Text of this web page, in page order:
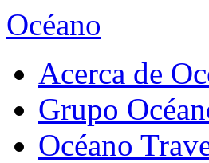
Océano
Acerca de
Grupo
Océano